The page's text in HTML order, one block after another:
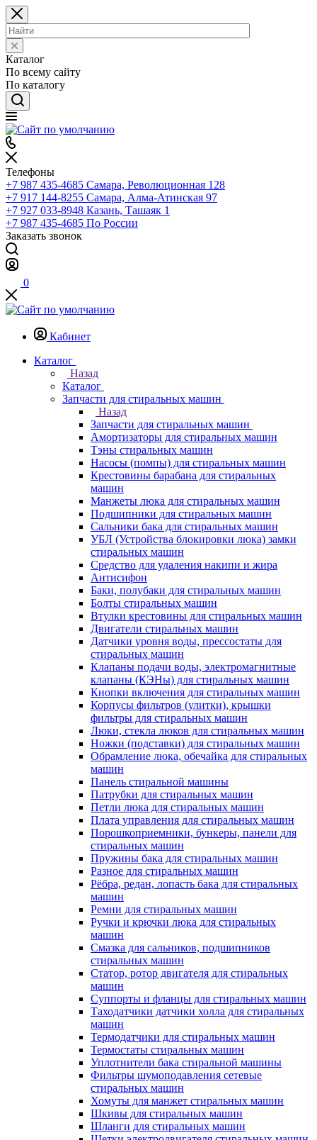
Каталог
По всему сайту
По каталогу
Телефоны
+7 987 435-4685 Самара, Революционная 128
+7 917 144-8255 Самара, Алма-Атинская 97
+7 927 033-8948 Казань, Ташаяк 1
+7 987 435-4685 По России
Заказать звонок
0
Кабинет
Каталог
Назад
Каталог
Запчасти для стиральных машин
Назад
Запчасти для стиральных машин
Амортизаторы для стиральных машин
Тэны стиральных машин
Насосы (помпы) для стиральных машин
Крестовины барабана для стиральных
машин
Манжеты люка для стиральных машин
Подшипники для стиральных машин
Сальники бака для стиральных машин
УБЛ (Устройства блокировки люка) замки
стиральных машин
Средство для удаления накипи и жира
Антисифон
Баки, полубаки для стиральных машин
Болты стиральных машин
Втулки крестовины для стиральных машин
Двигатели стиральных машин
Датчики уровня воды, прессостаты для
стиральных машин
Клапаны подачи воды, электромагнитные
клапаны (КЭНы) для стиральных машин
Кнопки включения для стиральных машин
Корпусы фильтров (улитки), крышки
фильтры для стиральных машин
Люки, стекла люков для стиральных машин
Ножки (подставки) для стиральных машин
Обрамление люка, обечайка для стиральных
машин
Панель стиральной машины
Патрубки для стиральных машин
Петли люка для стиральных машин
Плата управления для стиральных машин
Порошкоприемники, бункеры, панели для
стиральных машин
Пружины бака для стиральных машин
Разное для стиральных машин
Рёбра, редан, лопасть бака для стиральных
машин
Ремни для стиральных машин
Ручки и крючки люка для стиральных
машин
Смазка для сальников, подшипников
стиральных машин
Статор, ротор двигателя для стиральных
машин
Суппорты и фланцы для стиральных машин
Таходатчики датчики холла для стиральных
машин
Термодатчики для стиральных машин
Термостаты стиральных машин
Уплотнители бака стиральной машины
Фильтры шумоподавления сетевые
стиральных машин
Хомуты для манжет стиральных машин
Шкивы для стиральных машин
Шланги для стиральных машин